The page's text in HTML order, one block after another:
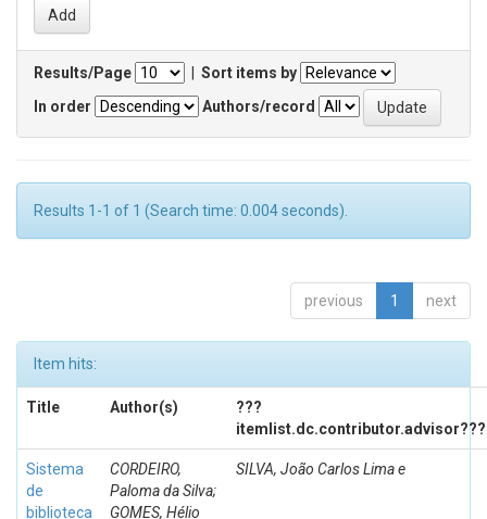
Results/Page
Sort items by
In order
Authors/record
Results 1-1 of 1 (Search time: 0.004 seconds).
previous 1 next
Item hits:
Title Author(s)
???
itemlist.dc.contributor.advisor???
Sistema
de
biblioteca
CORDEIRO,
Paloma da Silva;
GOMES, Hélio
SILVA, João Carlos Lima e